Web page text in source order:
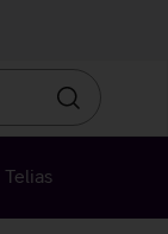
Otsin
Telias